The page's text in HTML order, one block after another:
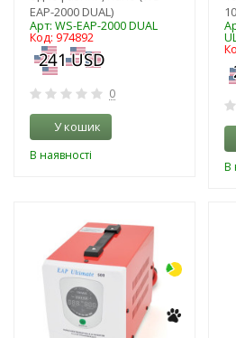
EAP-2000 DUAL)
Арт: WS-EAP-2000 DUAL
Код: 974892
0
У кошик
В наявності
В